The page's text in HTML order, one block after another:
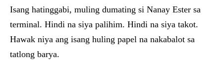
Isang hatinggabi, muling dumating si Nanay Ester sa
terminal. Hindi na siya palihim. Hindi na siya takot.
Hawak niya ang isang huling papel na nakabalot sa
tatlong barya.